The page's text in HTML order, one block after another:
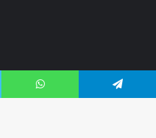
WhatsApp Telegram